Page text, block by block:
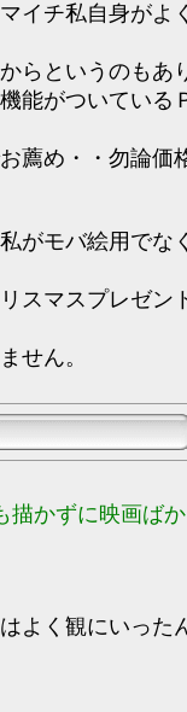
イチ私自身がよ
らというのもあ
能がついている
薦め・・勿論価
がモバ絵用でな
スマスプレゼン
せん。
描かずに映画ば
よく観にいった